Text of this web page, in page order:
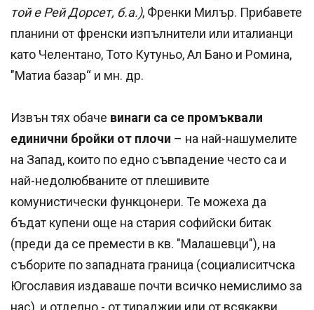
той е Рей Дорсет, б.а.), Френки Милър. Прибавете
планини от френски изпълнители или италианци
като Челентано, Тото Кутуньо, Ал Бано и Ромина,
"Матиа базар“ и мн. др.
Извън тях обаче винаги са се промъквали
единични бройки от плочи – на най-нашумелите
на Запад, които по едно съвпадение често са и
най-недолюбваните от плешивите
комунистически функцонери. Те можеха да
бъдат купени още на стария софийски битак
(преди да се премести в кв. "Малашевци"), на
съборите по западната граница (социалиситчска
Югославия издаваше почти всичко немислимо за
нас), и отделно - от тираджии или от всякакви